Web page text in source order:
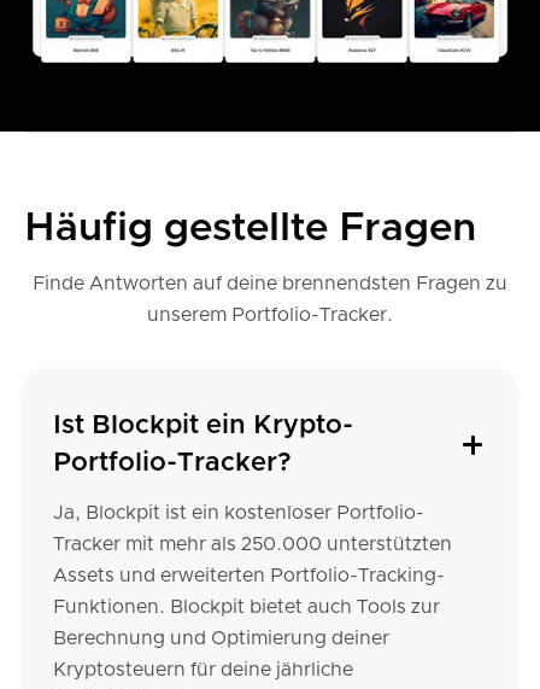
Häufig gestellte Fragen
Finde Antworten auf deine brennendsten Fragen zu
unserem Portfolio-Tracker.
Ist Blockpit ein Krypto-
Portfolio-Tracker?
Ja, Blockpit ist ein kostenloser Portfolio-
Tracker mit mehr als 250.000 unterstützten
Assets und erweiterten Portfolio-Tracking-
Funktionen. Blockpit bietet auch Tools zur
Berechnung und Optimierung deiner
Kryptosteuern für deine jährliche